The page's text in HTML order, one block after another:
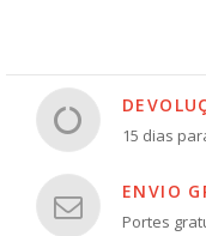
15 dias
ENVIO
Portes